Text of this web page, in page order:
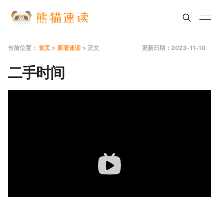
当前位置： 首页 > 原著速读 > 正文 更新日期：2023-11-10
二手时间